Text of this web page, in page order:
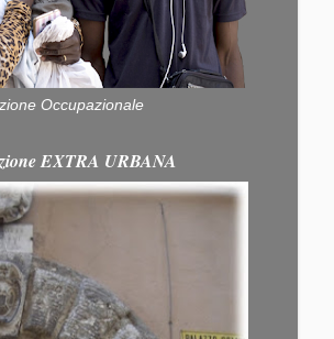
Occupazionale
EXTRA URBANA